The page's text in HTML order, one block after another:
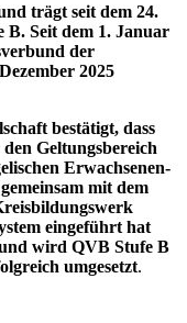
trägt seit dem 24.
B. Seit dem 1. Januar
der
2025
bestätigt, dass
Geltungsbereich
Erwachsenen-
mit dem
eingeführt hat
wird QVB Stufe B
umgesetzt.